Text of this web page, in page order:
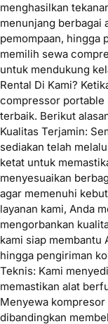
menghasilkan
menunjang berbagai
pemompaan, hingga
memilih sewa
untuk mendukung
Rental Di Kami?
compressor portable
terbaik. Berikut
Kualitas Terjamin:
sediakan telah
ketat untuk
menyesuaikan
agar memenuhi
layanan kami, Anda
mengorbankan
kami siap membantu
hingga pengiriman
Teknis: Kami
memastikan alat
Menyewa
dibandingkan